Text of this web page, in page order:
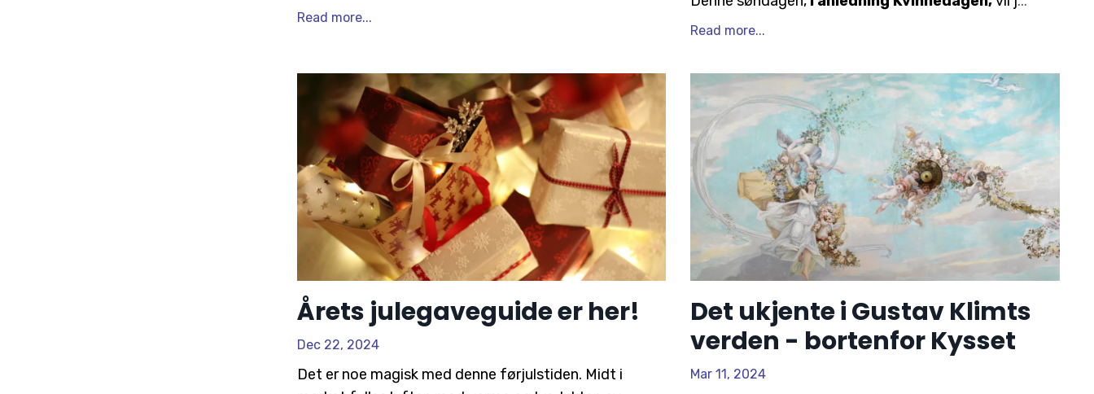
Read more...
Read more...
Årets julegaveguide er her!
Dec 22, 2024
Det er noe magisk med denne førjulstiden. Midt i
Det ukjente i Gustav Klimts
verden - bortenfor Kysset
Mar 11, 2024